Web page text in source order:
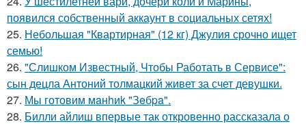
появился собственный аккаунт в социальных сетях!
25. Небольшая "Квартирная" (12 кг) Джулия срочно ищет
семью!
26. "Слишком Известный, Чтобы Работать в Сервисе":
сын децла Антоний толмацкий живет за счет девушки.
27. Мы готовим мaнhиk "Зeбpa".
28. Билли айлиш впервые так откровенно рассказала о